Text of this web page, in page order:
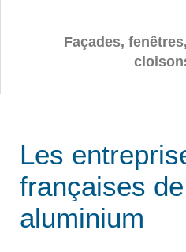
Façades,
Les
françaises
aluminium